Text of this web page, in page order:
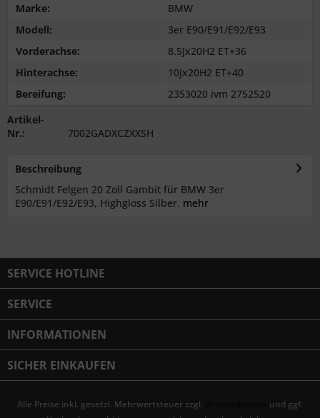
Marke:
BMW
Modell:
3er E90/E91/E92/E93
Vorderachse:
8.5Jx20H2 ET+36
Hinterachse:
10Jx20H2 ET+40
Bereifung:
2353020 ivm 2752520
Artikel-
Nr.:
7002GADXCZXXSH
Beschreibung
Schmidt Felgen 20 Zoll Gambit für BMW 3er
E90/E91/E92/E93, Highgloss Silber. mehr
SERVICE HOTLINE
SERVICE
INFORMATIONEN
SICHER EINKAUFEN
Alle Preise inkl. gesetzl. Mehrwertsteuer zzgl.
und ggf.